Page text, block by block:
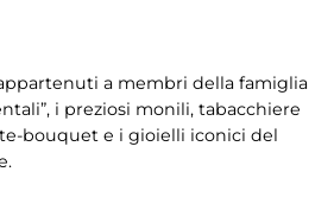
a membri della famiglia
i preziosi monili, tabacchiere
bouquet e i gioielli iconici del